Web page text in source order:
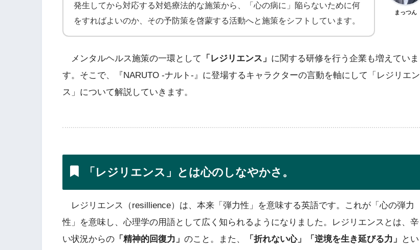
まっつん
発生してから対応する対処療法的な施策から、「心の病に」陥らないために何
をすればよいのか、その予防策を啓蒙する活動へと施策をシフトしています。
メンタルヘルス施策の一環として 「レジリエンス」 に関する研修を行う企業も増えていま
す。そこで、『NARUTO -ナルト-』に登場するキャラクターの言動を軸にして「レジリエン
ス」について解説していきます。
「レジリエンス」とは心のしなやかさ。
レジリエンス（resillience）は、本来「弾力性」を意味する英語です。これが「心の弾力
性」を意味し、心理学の用語として広く知られるようになりました。レジリエンスとは、辛
い状況からの 「精神的回復力」 のこと。また、 「折れない心」「逆境を生き延びる力」 とい